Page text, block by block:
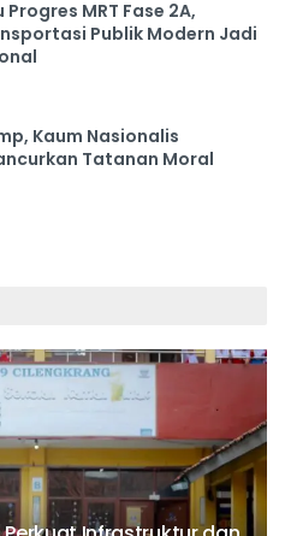
MRT Fase 2A,
Publik Modern Jadi
Kaum Nasionalis
Tatanan Moral